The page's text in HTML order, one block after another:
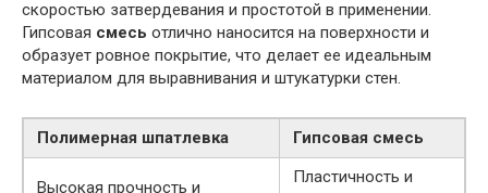
скоростью затвердевания и простотой в применении.
Гипсовая смесь отлично наносится на поверхности и
образует ровное покрытие, что делает ее идеальным
материалом для выравнивания и штукатурки стен.
Полимерная шпатлевка Гипсовая смесь
Высокая прочность и
Пластичность и